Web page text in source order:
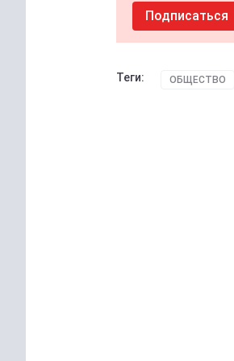
Подписаться
Теги: ОБЩЕСТВО